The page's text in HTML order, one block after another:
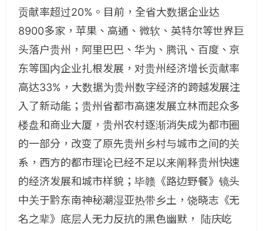
贡献率超过20%。目前，全省大数据企业达
8900多家，苹果、高通、微软、英特尔等世界巨
头落户贵州，阿里巴巴、华为、腾讯、百度、京
东等国内企业扎根发展，对贵州经济增长贡献率
高达33%，大数据为贵州数字经济的跨越发展注
入了新动能；贵州省都市高速发展立林而起众多
楼盘和商业大厦，贵州农村逐渐消失成为都市圈
的一部分，改变了原先贵州乡村与城市之间的关
系，西方的都市理论已经不足以来阐释贵州快速
的经济发展和城市样貌；毕赣《路边野餐》镜头
中关于黔东南神秘潮湿亚热带乡土，饶晓志《无
名之辈》底层人无力反抗的黑色幽默， 陆庆屹